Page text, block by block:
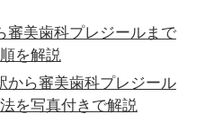
審美歯科プレジールまで
を解説
から審美歯科プレジール
を写真付きで解説